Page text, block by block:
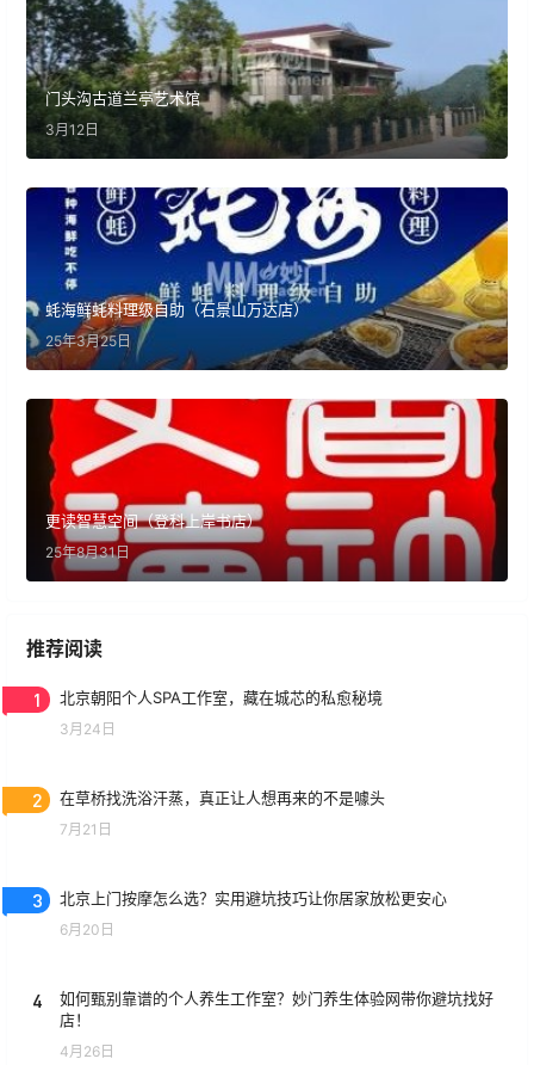
门头沟古道兰亭艺术馆
3月12日
蚝海鲜蚝料理级自助（石景山万达店）
25年3月25日
更读智慧空间（登科上岸书店）
25年8月31日
推荐阅读
1 北京朝阳个人SPA工作室，藏在城芯的私愈秘境
3月24日
2 在草桥找洗浴汗蒸，真正让人想再来的不是噱头
7月21日
3 北京上门按摩怎么选？实用避坑技巧让你居家放松更安心
6月20日
4
如何甄别靠谱的个人养生工作室？妙门养生体验网带你避坑找好
店！
4月26日